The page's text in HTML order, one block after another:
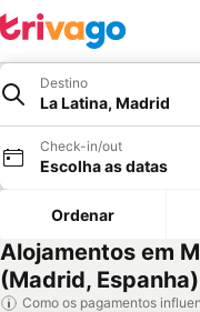
Destino
La Latina, Madrid
Check-in/out
Escolha as datas
Ordenar
Alojamentos em
(Madrid, Espanha)
Como os pagamentos